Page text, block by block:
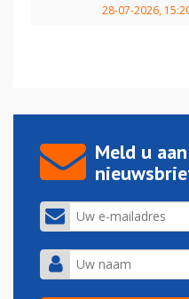
28-07-2026,
Meld u